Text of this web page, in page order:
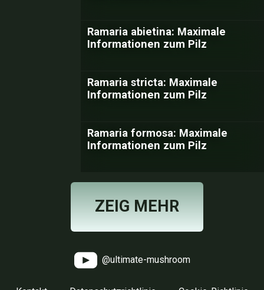
Ramaria abietina: Maximale
Informationen zum Pilz
Ramaria stricta: Maximale
Informationen zum Pilz
Ramaria formosa: Maximale
Informationen zum Pilz
ZEIG MEHR
@ultimate-mushroom